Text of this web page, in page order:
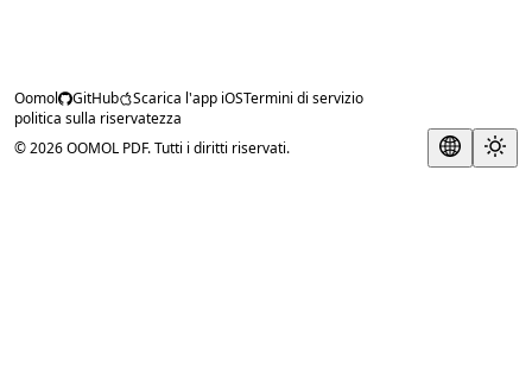
Oomol GitHub Scarica l'app iOSTermini di servizio
politica sulla riservatezza
© 2026 OOMOL PDF. Tutti i diritti riservati.